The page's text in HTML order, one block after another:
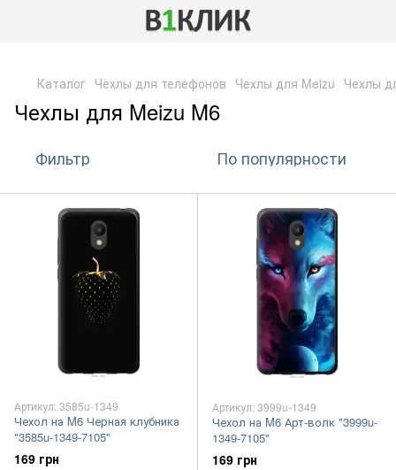
Каталог Чехлы для телефонов Чехлы для Meizu Чехлы
Чехлы для Meizu M6
Фильтр По популярности
Артикул: 3585u-1349
Чехол на M6 Черная клубника
"3585u-1349-7105"
169 грн
Артикул: 3999u-1349
Чехол на M6 Арт-волк "3999u-
1349-7105"
169 грн